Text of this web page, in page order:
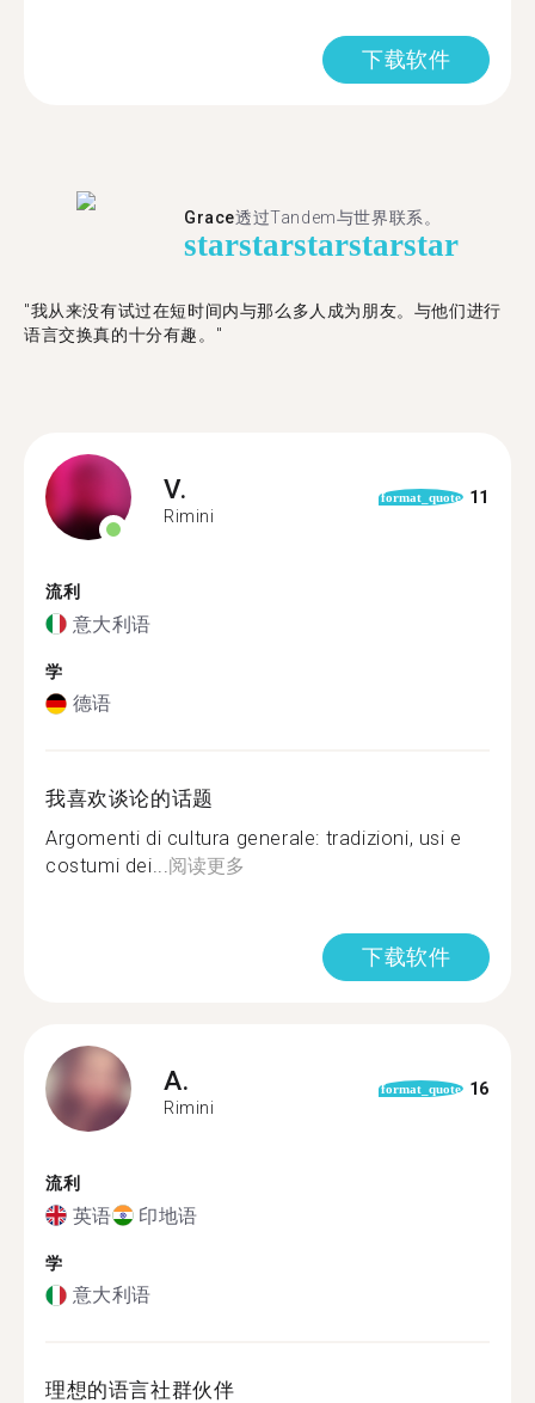
下载软件
Grace透过Tandem与世界联系。
starstarstarstarstar
"我从来没有试过在短时间内与那么多人成为朋友。与他们进行
语言交换真的十分有趣。"
V.
Rimini
format_quote 11
流利
意大利语
学
德语
我喜欢谈论的话题
Argomenti di cultura generale: tradizioni, usi e
costumi dei...阅读更多
下载软件
A.
Rimini
format_quote 16
流利
英语 印地语
学
意大利语
理想的语言社群伙伴